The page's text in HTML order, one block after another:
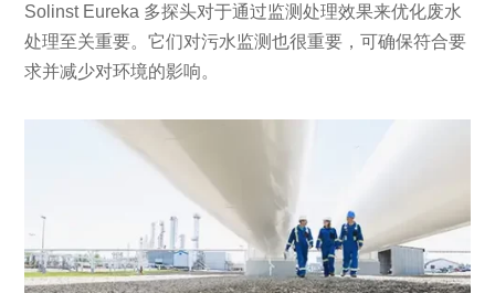
Solinst Eureka 多探头对于通过监测处理效果来优化废水
处理至关重要。它们对污水监测也很重要，可确保符合要
求并减少对环境的影响。